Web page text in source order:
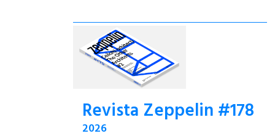
Revista Zeppelin #178
2026